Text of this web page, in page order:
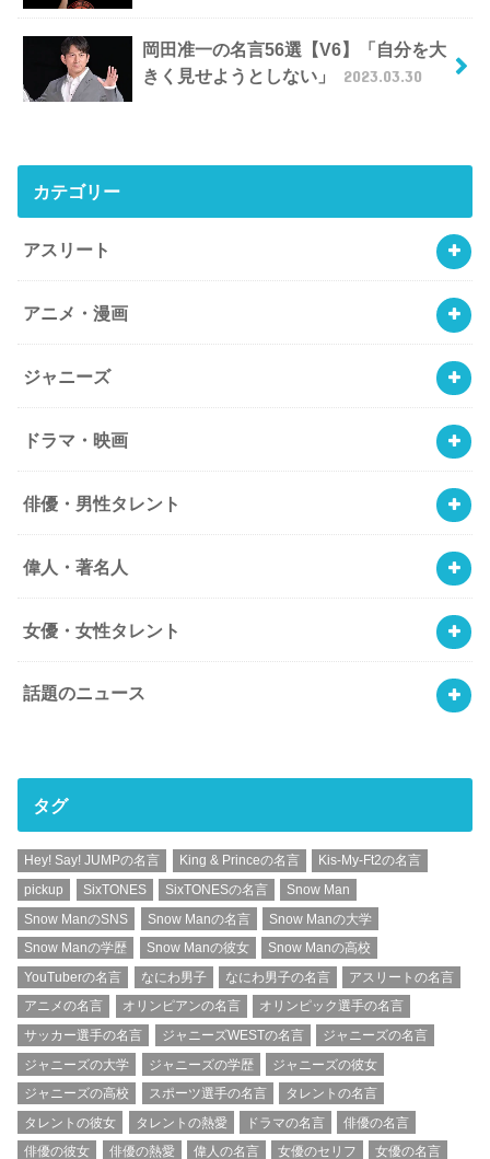
岡田准一の名言56選【V6】「自分を大
きく見せようとしない」
2023.03.30
カテゴリー
アスリート
アニメ・漫画
ジャニーズ
ドラマ・映画
俳優・男性タレント
偉人・著名人
女優・女性タレント
話題のニュース
タグ
Hey! Say! JUMPの名言 King & Princeの名言
Kis-My-Ft2の名言
pickup
SixTONES SixTONESの名言
Snow Man
Snow ManのSNS
Snow Manの名言
Snow Manの大学
Snow Manの学歴
Snow Manの彼女
Snow Manの高校
YouTuberの名言
なにわ男子 なにわ男子の名言
アスリートの名言
アニメの名言
オリンピアンの名言
オリンピック選手の名言
サッカー選手の名言
ジャニーズWESTの名言
ジャニーズの名言
ジャニーズの大学
ジャニーズの学歴
ジャニーズの彼女
ジャニーズの高校
スポーツ選手の名言
タレントの名言
タレントの彼女
タレントの熱愛 ドラマの名言
俳優の名言
俳優の彼女
俳優の熱愛 偉人の名言 女優のセリフ 女優の名言